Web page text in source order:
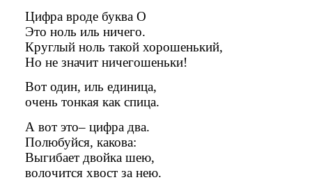
Цифра вроде буква О
Это ноль иль ничего.
Круглый ноль такой хорошенький,
Но не значит ничегошеньки!
Вот один, иль единица,
очень тонкая как спица.
А вот это– цифра два.
Полюбуйся, какова:
Выгибает двойка шею,
волочится хвост за нею.